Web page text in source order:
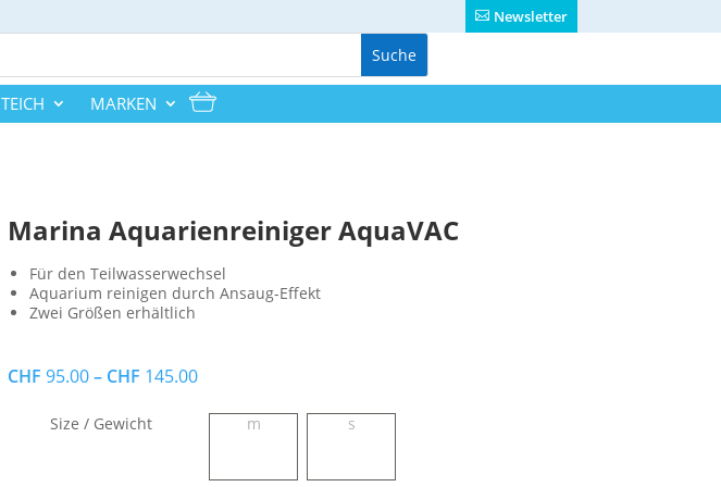
Newsletter
TEICH MARKEN
Marina Aquarienreiniger AquaVAC
Für den Teilwasserwechsel
Aquarium reinigen durch Ansaug-Effekt
Zwei Größen erhältlich
CHF 95.00– CHF 145.00
Size / Gewicht m s